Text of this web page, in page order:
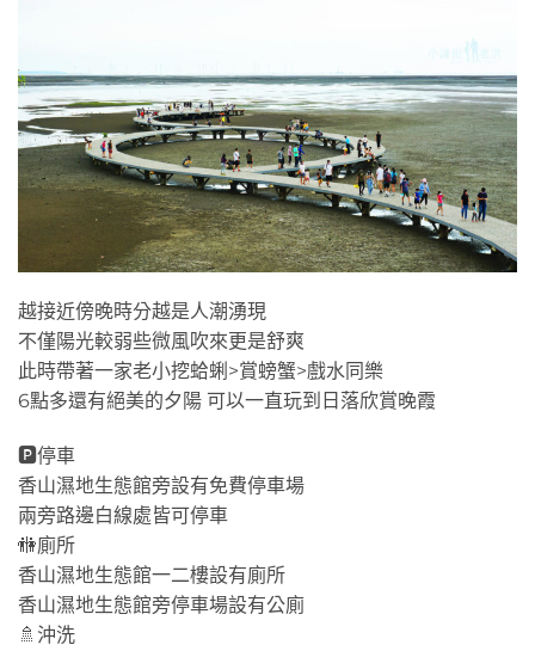
越接近傍晚時分越是人潮湧現
不僅陽光較弱些微風吹來更是舒爽
此時帶著一家老小挖蛤蜊>賞螃蟹>戲水同樂
6點多還有絕美的夕陽 可以一直玩到日落欣賞晚霞
🅿停車
香山濕地生態館旁設有免費停車場
兩旁路邊白線處皆可停車
🚻廁所
香山濕地生態館一二樓設有廁所
香山濕地生態館旁停車場設有公廁
🚿沖洗